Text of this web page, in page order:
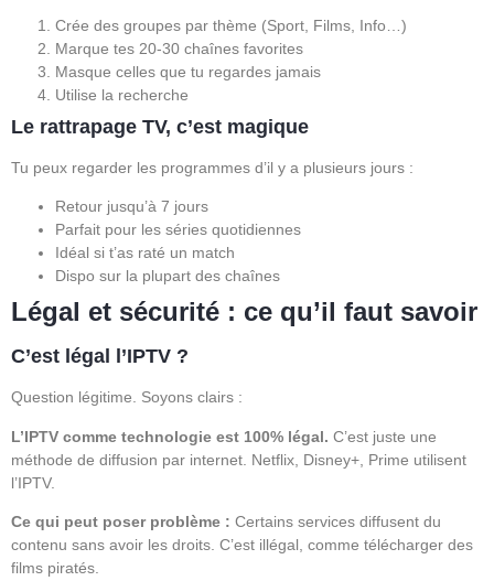
Crée des groupes par thème (Sport, Films, Info…)
Marque tes 20-30 chaînes favorites
Masque celles que tu regardes jamais
Utilise la recherche
Le rattrapage TV, c’est magique
Tu peux regarder les programmes d’il y a plusieurs jours :
Retour jusqu’à 7 jours
Parfait pour les séries quotidiennes
Idéal si t’as raté un match
Dispo sur la plupart des chaînes
Légal et sécurité : ce qu’il faut savoir
C’est légal l’IPTV ?
Question légitime. Soyons clairs :
L’IPTV comme technologie est 100% légal. C’est juste une
méthode de diffusion par internet. Netflix, Disney+, Prime utilisent
l’IPTV.
Ce qui peut poser problème : Certains services diffusent du
contenu sans avoir les droits. C’est illégal, comme télécharger des
films piratés.